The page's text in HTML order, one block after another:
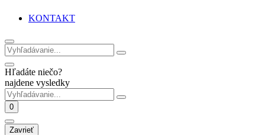
KONTAKT
Hľadáte niečo?
najdene vysledky
0
Zavrieť